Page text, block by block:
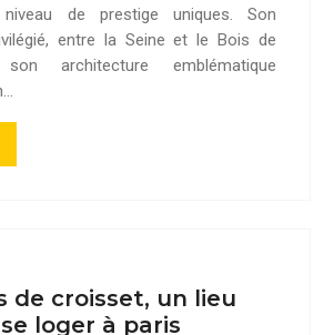
de prestige uniques. Son
entre la Seine et le Bois de
architecture emblématique
de croisset, un lieu
loger à paris